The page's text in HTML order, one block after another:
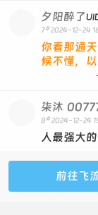
夕阳醉了
7# 2024-12-24
你看那通
候不懂，以
柒沐
8 # 2024-12-24
人最强大
前往飞